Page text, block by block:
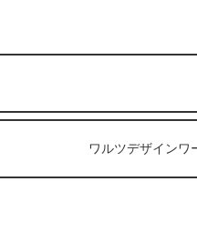
ワルツデザインワ